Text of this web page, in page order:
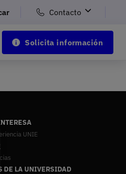
Contacto
Solicita información
UNIE
DE LA UNIVERSIDAD